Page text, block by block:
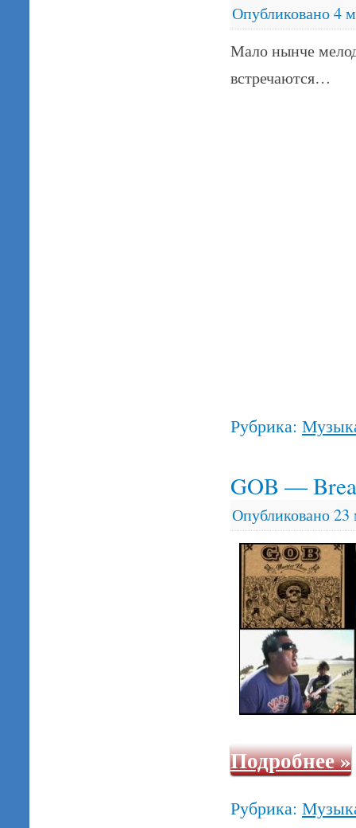
Опубликовано4
Мало нынче
встречаются…
Рубрика:
GOB —
Опубликовано23
Подробнее»
Рубрика: